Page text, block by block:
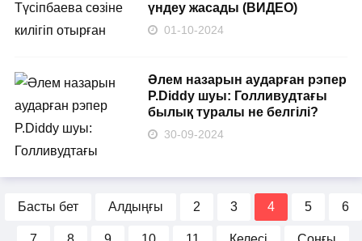
үндеу жасады (ВИДЕО)
01-10-2024
Әлем назарын аударған рэпер
P.Diddy шуы: Голливудтағы
былық туралы не белгілі?
30-09-2024
Басты бет Алдыңғы 2 3 4 5 6